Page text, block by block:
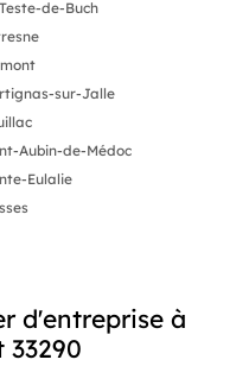
de-Buch
sur-Jalle
Aubin-de-Médoc
Eulalie
d'entreprise à
33290